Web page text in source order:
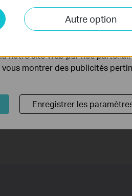
données de vos appareils
ou de votre bureau.Autre option
vos activités sur notre site
notre site Web par nos
montrer des publicités
Enregistrer les